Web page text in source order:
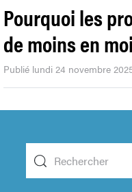
Pourquoi les
de moins en
Publié lundi 24 novembre